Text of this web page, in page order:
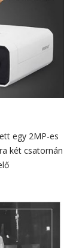
egy 2MP-es
két csatornán